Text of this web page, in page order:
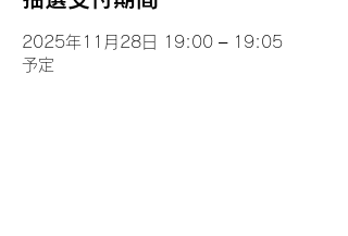
2025年11月28日 19:00 – 19:05
予定